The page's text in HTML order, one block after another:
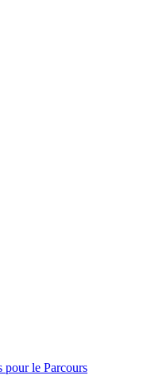
pour le Parcours